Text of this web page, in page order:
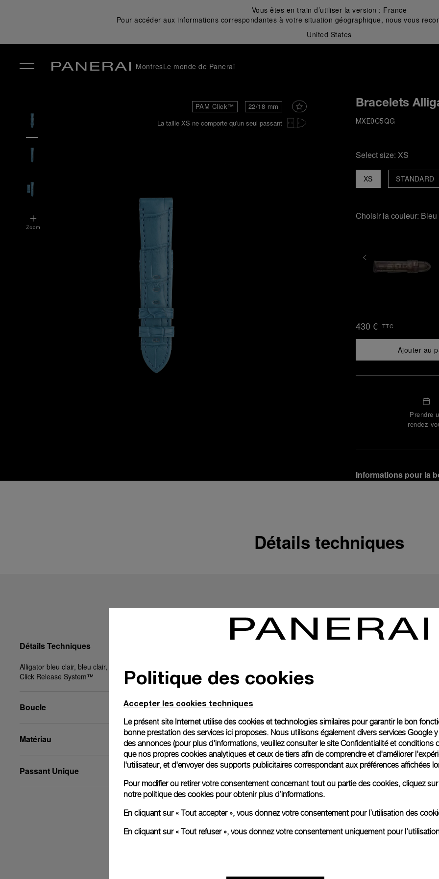
Vous êtes en train d’utiliser la version : France
Pour accéder aux informations correspondantes à votre situation géographique, nous vous
United States
MontresLe monde de Panerai
PAM Click™
22/18 mm
La taille XS ne comporte qu'un seul passant
Bracelets
MXE0C5QG
Select size: XS
XS STANDARD
Choisir la couleur:
430 € TTC
Ajouter au
Prendre
rendez-
Informations pour la
Retours et échanges
Officine Panerai
crédit :
personnalisé.
En savoir plus
Toutes les images sont des
aux produits réels.
Détails techniques
Détails Techniques
Alligator bleu clair, bleu clair, XS, 22/18, BA, PAM
Click Release System™
Boucle
Matériau
Passant Unique
Politique des cookies
Accepter les cookies techniques
Le présent site Internet utilise des cookies et technologies similaires pour garantir le bon
bonne prestation des services ici proposes. Nous utilisons également divers services Google
des annonces (pour plus d'informations, veuillez consulter lesite Confidentialité et conditions
que nos propres cookies analytiques et ceux de tiers afin de comprendre et d'améliorer
l'utilisateur, et d'envoyer des supports publicitaires correspondant aux préférences affichées
Pour modifier ou retirer votre consentement concernant tout ou partie des cookies, cliquez
notre politique des cookies pour obtenir plus d’informations.
En cliquant sur « Tout accepter », vous donnez votre consentement pour l’utilisation des
En cliquant sur « Tout refuser », vous donnez votre consentement uniquement pour